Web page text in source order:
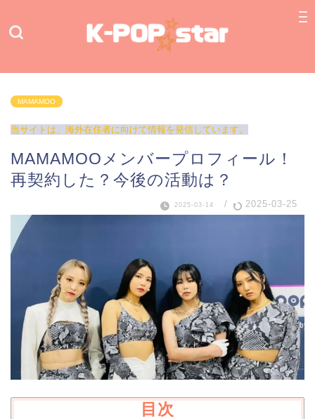
MAMAMOO
当サイトは、海外在住者に向けて情報を発信しています。
MAMAMOOメンバープロフィール！
再契約した？今後の活動は？
2025-03-14 / 2025-03-25
目次